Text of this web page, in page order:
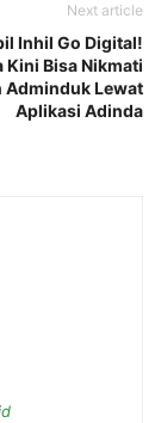
Next article
Inhil Go Digital!
Kini Bisa Nikmati
Adminduk Lewat
Aplikasi Adinda